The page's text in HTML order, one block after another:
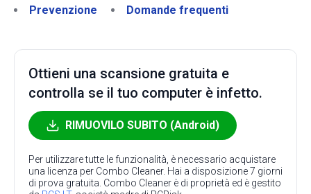
Prevenzione
Domande frequenti
Ottieni una scansione gratuita e
controlla se il tuo computer è infetto.
RIMUOVILO SUBITO (Android)
Per utilizzare tutte le funzionalità, è necessario acquistare
una licenza per Combo Cleaner. Hai a disposizione 7 giorni
di prova gratuita. Combo Cleaner è di proprietà ed è gestito